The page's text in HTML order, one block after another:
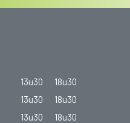
13u30
18u30
13u30
18u30
13u30
18u30